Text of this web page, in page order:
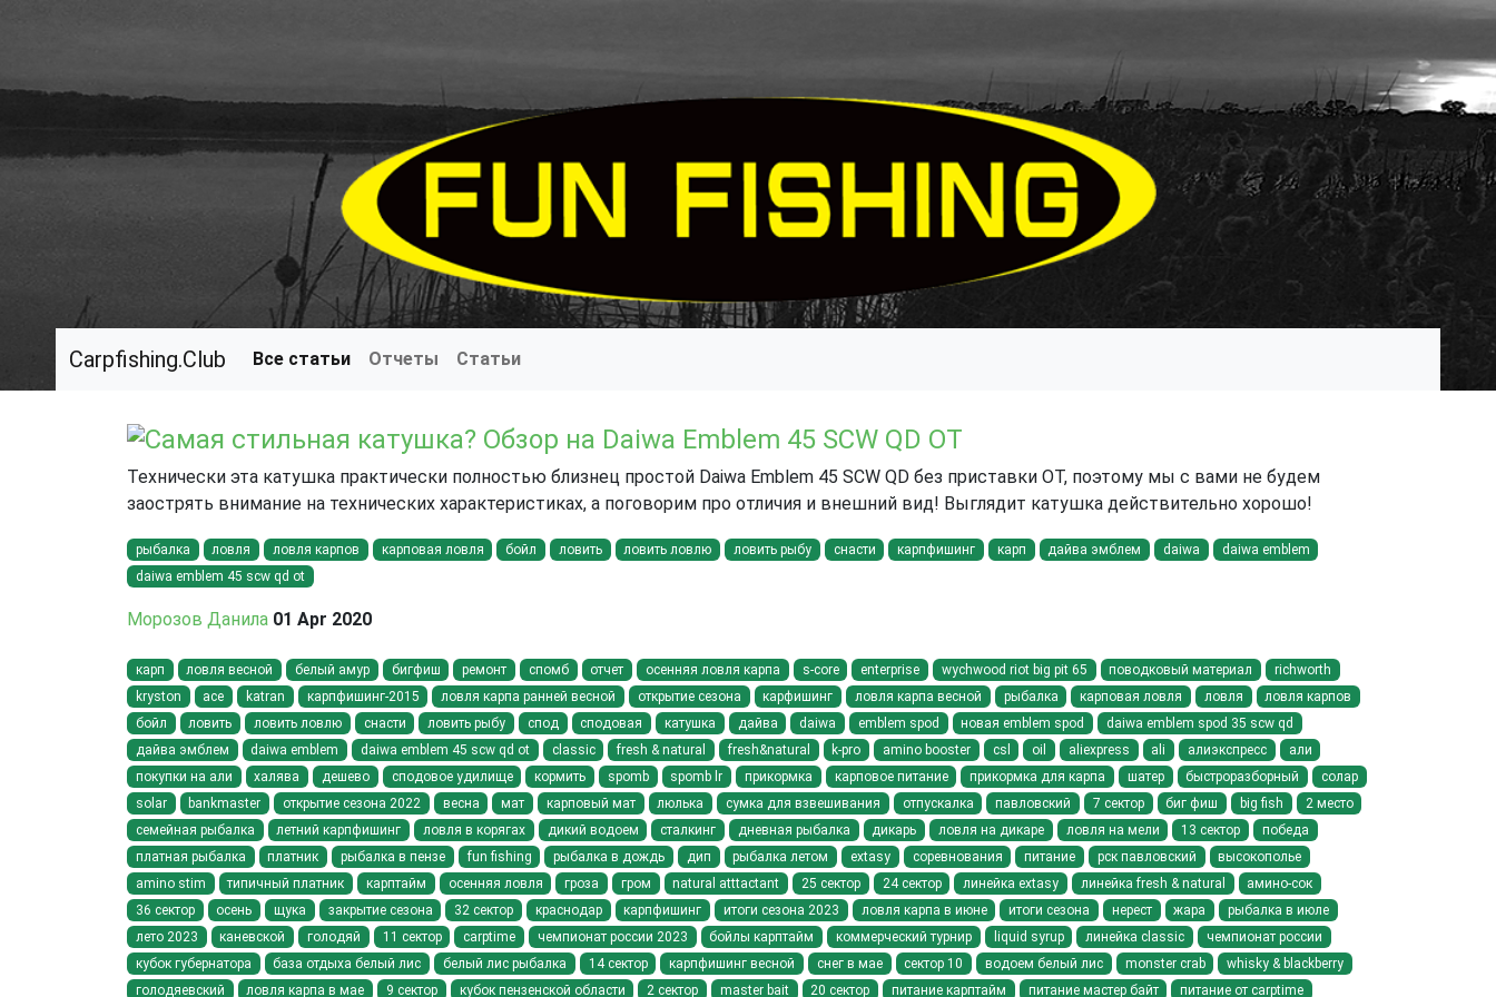
Carpfishing.Club Все статьи Отчеты Статьи
Самая стильная катушка? Обзор на Daiwa Emblem 45 SCW QD OT
Технически эта катушка практически полностью близнец простой Daiwa Emblem 45 SCW QD без приставки OT, поэтому мы с вами не будем
заострять внимание на технических характеристиках, а поговорим про отличия и внешний вид! Выглядит катушка действительно хорошо!
рыбалка ловля ловля карпов карповая ловля бойл ловить ловить ловлю ловить рыбу снасти карпфишинг карп дайва эмблем daiwa
daiwa emblem
daiwa emblem 45 scw qd ot
Морозов Данила 01 Apr 2020
карп ловля весной белый амур бигфиш ремонт спомб отчет осенняя ловля карпа s-core enterprise wychwood riot big pit 65 поводковый материал
richworth
kryston
ace katran карпфишинг-2015 ловля карпа ранней весной открытие сезона карфишинг ловля карпа весной рыбалка карповая ловля ловля
ловля карпов
бойл
ловить ловить ловлю снасти ловить рыбу спод сподовая катушка дайва daiwa emblem spod новая emblem spod
daiwa emblem spod 35 scw qd
дайва эмблем
daiwa emblem daiwa emblem 45 scw qd ot classic fresh & natural fresh&natural k-pro amino booster csl oil aliexpress ali алиэкспресс
али
покупки на али
халява дешево сподовое удилище кормить spomb spomb lr прикормка карповое питание прикормка для карпа шатер быстроразборный
солар
solar
bankmaster открытие сезона 2022 весна мат карповый мат люлька сумка для взвешивания отпускалка павловский 7 сектор биг фиш big fish
2 место
семейная рыбалка
летний карпфишинг ловля в корягах дикий водоем сталкинг дневная рыбалка дикарь ловля на дикаре ловля на мели 13 сектор
победа
платная рыбалка
платник рыбалка в пензе fun fishing рыбалка в дождь дип рыбалка летом extasy соревнования питание рск павловский
высокополье
amino stim
типичный платник карптайм осенняя ловля гроза гром natural atttactant 25 сектор 24 сектор линейка extasy линейка fresh & natural
амино-сок
36 сектор
осень щука закрытие сезона 32 сектор краснодар карпфишинг итоги сезона 2023 ловля карпа в июне итоги сезона нерест жара
рыбалка в июле
лето 2023
каневской голодяй 11 сектор carptime чемпионат россии 2023 бойлы карптайм коммерческий турнир liquid syrup линейка classic
чемпионат россии
кубок губернатора
база отдыха белый лис белый лис рыбалка 14 сектор карпфишинг весной снег в мае сектор 10 водоем белый лис monster crab
whisky & blackberry
голодяевский
ловля карпа в мае 9 сектор кубок пензенской области 2 сектор master bait 20 сектор питание карптайм питание мастер байт питание от carptime